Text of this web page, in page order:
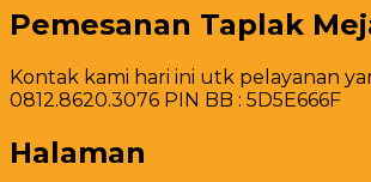
Pemesanan Taplak
Kontak kami hari ini utk pelayanan
0812.8620.3076 PIN BB : 5D5E666F
Halaman